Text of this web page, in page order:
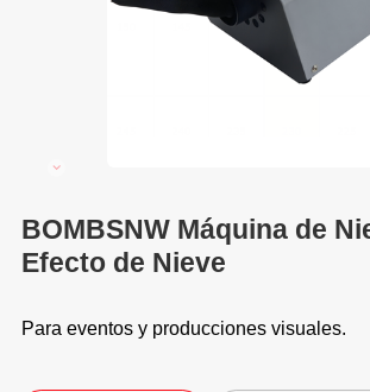
BOMBSNW Máquina de
Efecto de Nieve
Para eventos y producciones visuales.